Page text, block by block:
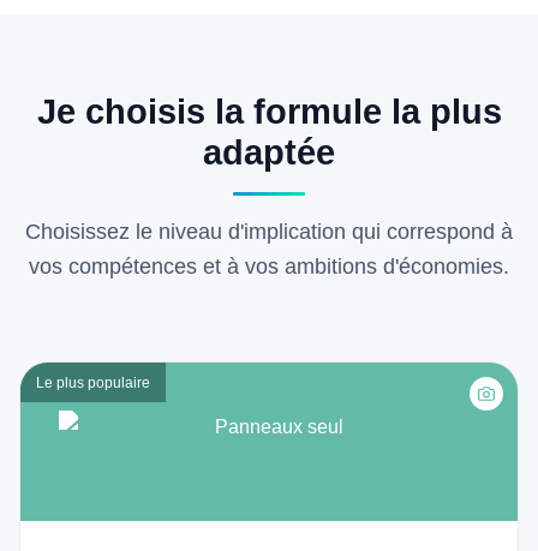
Je choisis la formule la plus
adaptée
Choisissez le niveau d'implication qui correspond à
vos compétences et à vos ambitions d'économies.
Le plus populaire